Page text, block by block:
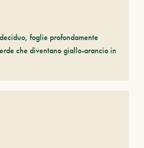
foglie profondamente
che diventano giallo-arancio in